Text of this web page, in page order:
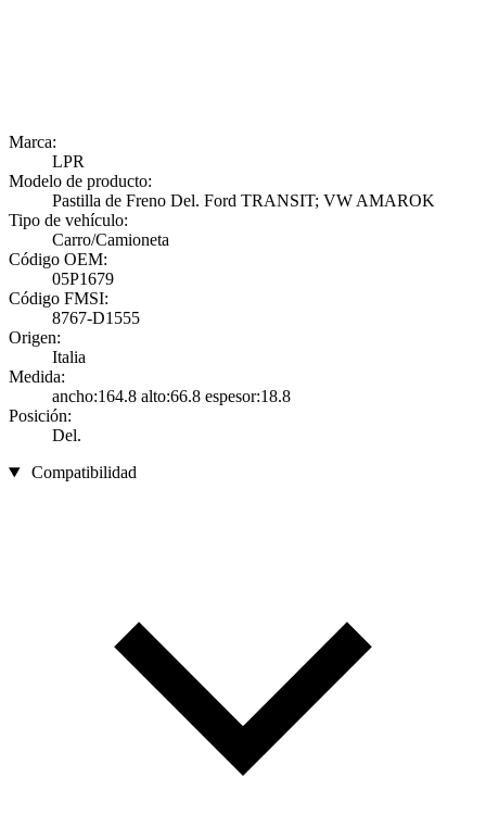
Marca:
LPR
Modelo de producto:
Pastilla de Freno Del. Ford TRANSIT; VW AMAROK
Tipo de vehículo:
Carro/Camioneta
Código OEM:
05P1679
Código FMSI:
8767-D1555
Origen:
Italia
Medida:
ancho:164.8 alto:66.8 espesor:18.8
Posición:
Del.
Compatibilidad